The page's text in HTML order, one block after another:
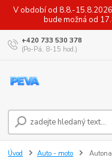
V období od 8.8.-
bude možná od
+420 733 530 378
(Po-Pá, 8-15 hod.)
Úvod Auto - moto